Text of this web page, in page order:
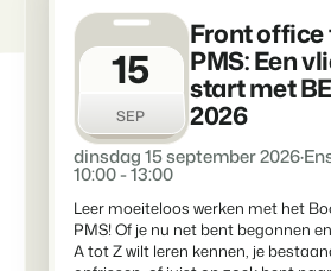
Overstappen naar BEX
Klaar om te groeien?
BEX CMS
Breng je merk tot leven met onze
Projectontwikkelaars
Vastgoed en nieuwbouwprojecten.
Kleinschalige recreatiebedrijven
Vakantieboerderijen, appartementen en
Customer Success
Krijg antwoord op jouw vragen.
Developers
Ontwikkel jouw oplossing met onze open
Overstappen naar BEX
Klaar om te groeien?
Partners
15
SEP
Front
PMS: Een
start met
2026
dinsdag 15 september 2026·
10:00 - 13:00
Leer moeiteloos werken met het
PMS! Of je nu net bent begonnen
A tot Z wilt leren kennen, je